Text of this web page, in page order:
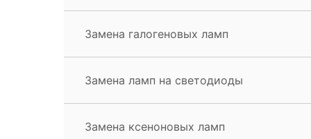
Замена галогеновых ламп
Замена ламп на светодиоды
Замена ксеноновых ламп